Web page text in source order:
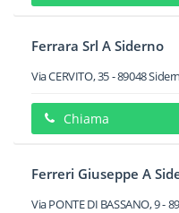
Ferrara Srl A Siderno
Via CERVITO, 35-89048
Chiama
Ferreri Giuseppe A
Via PONTE DI BASSANO, 9-